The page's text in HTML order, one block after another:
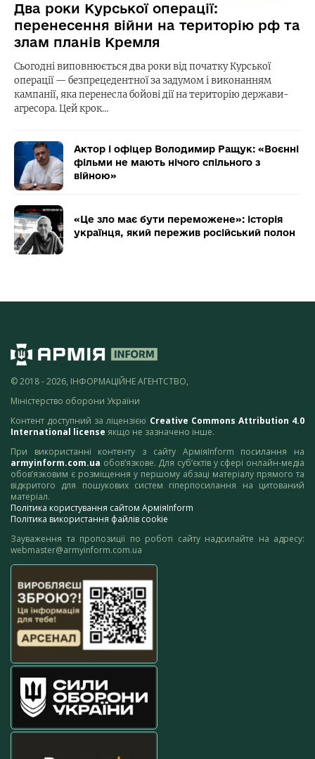
Два роки Курської операції:
перенесення війни на територію рф та
злам планів Кремля
Сьогодні виповнюється два роки від початку Курської
операції — безпрецедентної за задумом і виконанням
кампанії, яка перенесла бойові дії на територію держави-
агресора. Цей крок…
Актор і офіцер Володимир Ращук: «Воєнні
фільми не мають нічого спільного з
війною»
«Це зло має бути переможене»: історія
українця, який пережив російський полон
© 2018 - 2026, ІНФОРМАЦІЙНЕ АГЕНТСТВО,
Міністерство оборони України
Контент доступний за ліцензією Creative Commons Attribution 4.0
International license якщо не зазначено інше.
При використанні контенту з сайту АрміяInform посилання на
armyinform.com.ua обов’язкове. Для суб’єктів у сфері онлайн-медіа
обов’язковим є розміщення у першому абзаці матеріалу прямого та
відкритого для пошукових систем гіперпосилання на цитований
матеріал.
Політика користування сайтом АрміяInform
Політика використання файлів cookie
Зауваження та пропозиції по роботі сайту надсилайте на адресу:
webmaster@armyinform.com.ua